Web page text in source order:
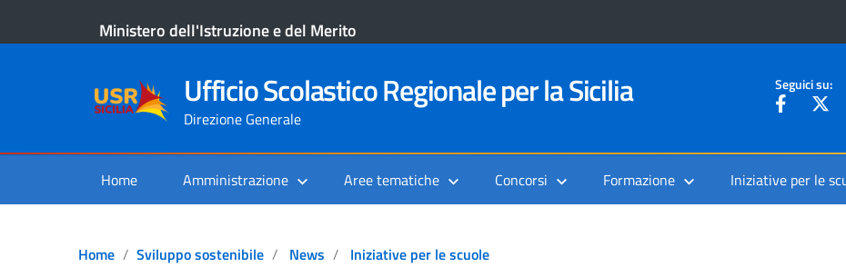
Ministero dell'Istruzione e del Merito
Ufficio Scolastico Regionale per la Sicilia
Direzione Generale
Seguici su:
Home Amministrazione Aree tematiche Concorsi Formazione Iniziative per le
Home Sviluppo sostenibile News Iniziative per le scuole